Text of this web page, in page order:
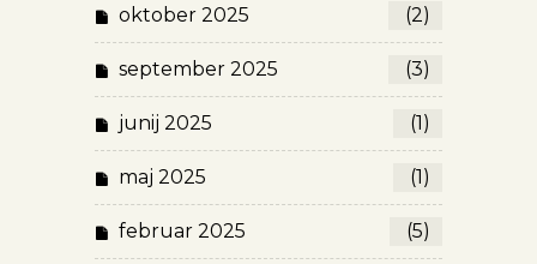
oktober 2025 (2)
september 2025 (3)
junij 2025 (1)
maj 2025 (1)
februar 2025 (5)